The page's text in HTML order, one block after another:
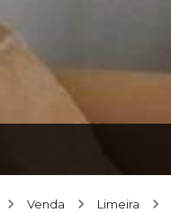
Venda Limeira